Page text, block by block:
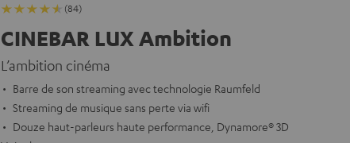
(84)
CINEBAR LUX Ambition
L’ambition cinéma
Barre de son streaming avec technologie Raumfeld
Streaming de musique sans perte via wifi
Douze haut-parleurs haute performance, Dynamore® 3D